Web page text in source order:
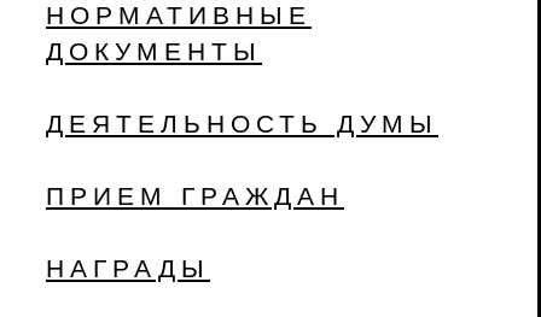
НОРМАТИВНЫЕ
ДОКУМЕНТЫ
ДЕЯТЕЛЬНОСТЬ ДУМЫ
ПРИЕМ ГРАЖДАН
НАГРАДЫ